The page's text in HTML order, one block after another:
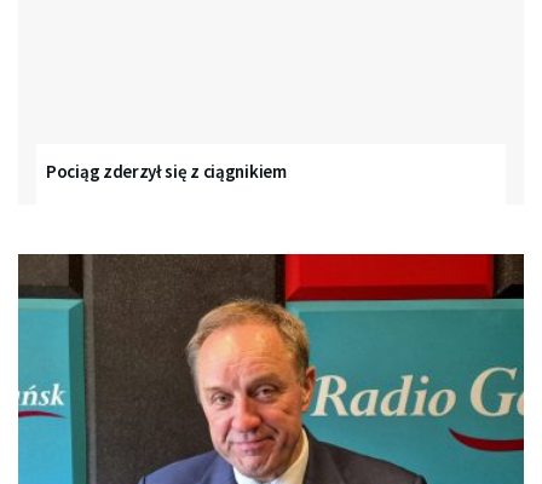
Pociąg zderzył się z ciągnikiem